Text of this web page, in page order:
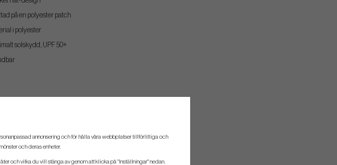
på en polyester patch
i polyester
solskydd, UPF 50+
annonsering och för hålla våra webbplatser tillförlitliga och
och deras enheter.
och vilka du vill stänga av genom att klicka på "Inställningar" nedan.